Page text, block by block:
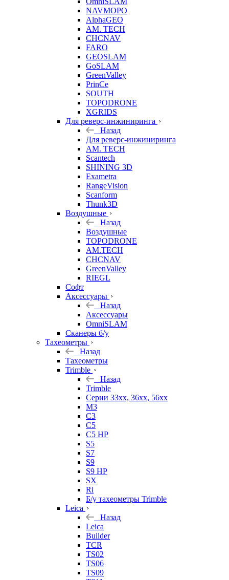
NAVMOPO
AlphaGEO
AM. TECH
CHCNAV
FARO
GEOSLAM
GoSLAM
GreenValley
PrinCe
SOUTH
TOPODRONE
XGRIDS
Для реверс-инжиниринга
Назад
Для реверс-инжиниринга
AM. TECH
Scantech
SHINING 3D
Exametra
RangeVision
Scanform
Thunk3D
Воздушные
Назад
Воздушные
TOPODRONE
AM.TECH
CHCNAV
GreenValley
RIEGL
Софт
Аксессуары
Назад
Аксессуары
OmniSLAM
Сканеры б/у
Тахеометры
Назад
Тахеометры
Trimble
Назад
Trimble
Серии 33xx, 36xx, 56xx
M3
C3
C5
C5 HP
S5
S7
S9
S9 HP
SX
Ri
Б/у тахеометры Trimble
Leica
Назад
Leica
Builder
TCR
TS02
TS06
TS09